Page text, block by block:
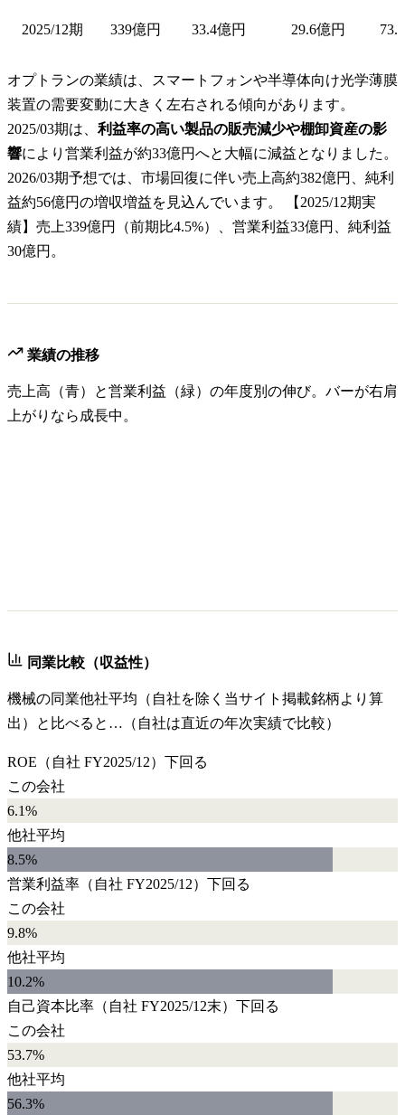
2025/12期 339億円 33.4億円 29.6億円
オプトランの業績は、スマートフォンや半導体向け光学薄膜
装置の需要変動に大きく左右される傾向があります。
2025/03期は、 利益率の高い製品の販売減少や棚卸資産の影
響により営業利益が約33億円へと大幅に減益となりました。
2026/03期予想では、市場回復に伴い売上高約382億円、純利
益約56億円の増収増益を見込んでいます。 【2025/12期実
績】売上339億円（前期比4.5%）、営業利益33億円、純利益
30億円。
業績の推移
売上高（青）と営業利益（緑）の年度別の伸び。バーが右肩
上がりなら成長中。
同業比較（収益性）
機械の同業他社平均（自社を除く当サイト掲載銘柄より算
出）と比べると…（自社は直近の年次実績で比較）
ROE （自社 FY2025/12） 下回る
この会社
6.1%
他社平均
8.5%
営業利益率 （自社 FY2025/12） 下回る
この会社
9.8%
他社平均
10.2%
自己資本比率 （自社 FY2025/12末） 下回る
この会社
53.7%
他社平均
56.3%